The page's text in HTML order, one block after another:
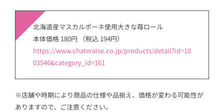
北海道産マスカルポーネ使用大きな苺ロール
本体価格 180円 （税込 194円）
https://www.chateraise.co.jp/products/detail?id=10
03546&category_id=161
※店舗や時期により商品の仕様や品揃え、価格が変わる可能性が
ありますので、ご注意ください。